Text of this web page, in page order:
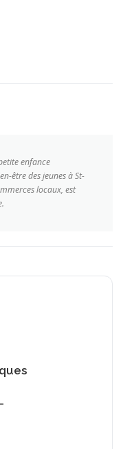
enfance
être des jeunes à St-
locaux, est